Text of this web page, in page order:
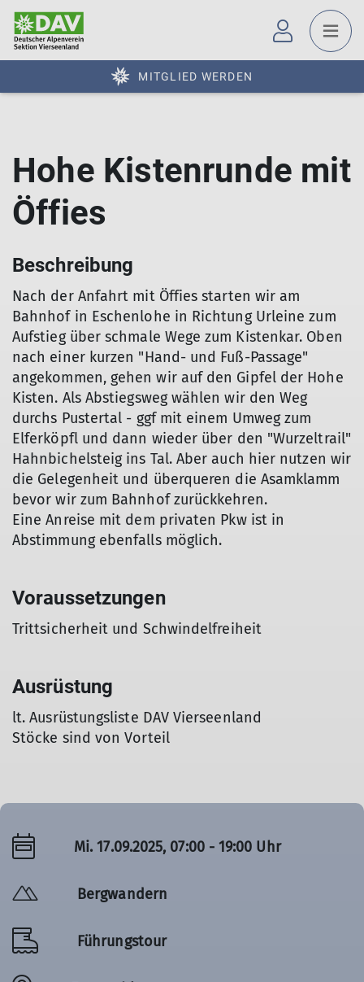
MITGLIED WERDEN
Hohe Kistenrunde mit
Öffies
Beschreibung
Nach der Anfahrt mit Öffies starten wir am
Bahnhof in Eschenlohe in Richtung Urleine zum
Aufstieg über schmale Wege zum Kistenkar. Oben
nach einer kurzen "Hand- und Fuß-Passage"
angekommen, gehen wir auf den Gipfel der Hohe
Kisten. Als Abstiegsweg wählen wir den Weg
durchs Pustertal - ggf mit einem Umweg zum
Elferköpfl und dann wieder über den "Wurzeltrail"
Hahnbichelsteig ins Tal. Aber auch hier nutzen wir
die Gelegenheit und überqueren die Asamklamm
bevor wir zum Bahnhof zurückkehren.
Eine Anreise mit dem privaten Pkw ist in
Abstimmung ebenfalls möglich.
Voraussetzungen
Trittsicherheit und Schwindelfreiheit
Ausrüstung
lt. Ausrüstungsliste DAV Vierseenland
Stöcke sind von Vorteil
Mi. 17.09.2025, 07:00 - 19:00 Uhr
Bergwandern
Führungstour